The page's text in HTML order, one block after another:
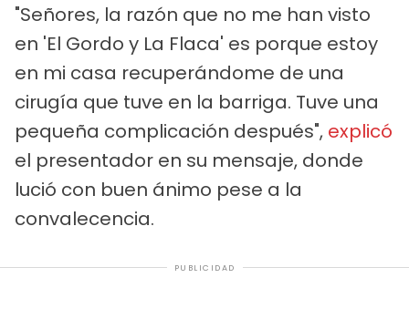
"Señores, la razón que no me han visto
en 'El Gordo y La Flaca' es porque estoy
en mi casa recuperándome de una
cirugía que tuve en la barriga. Tuve una
pequeña complicación después", explicó
el presentador en su mensaje, donde
lució con buen ánimo pese a la
convalecencia.
PUBLICIDAD